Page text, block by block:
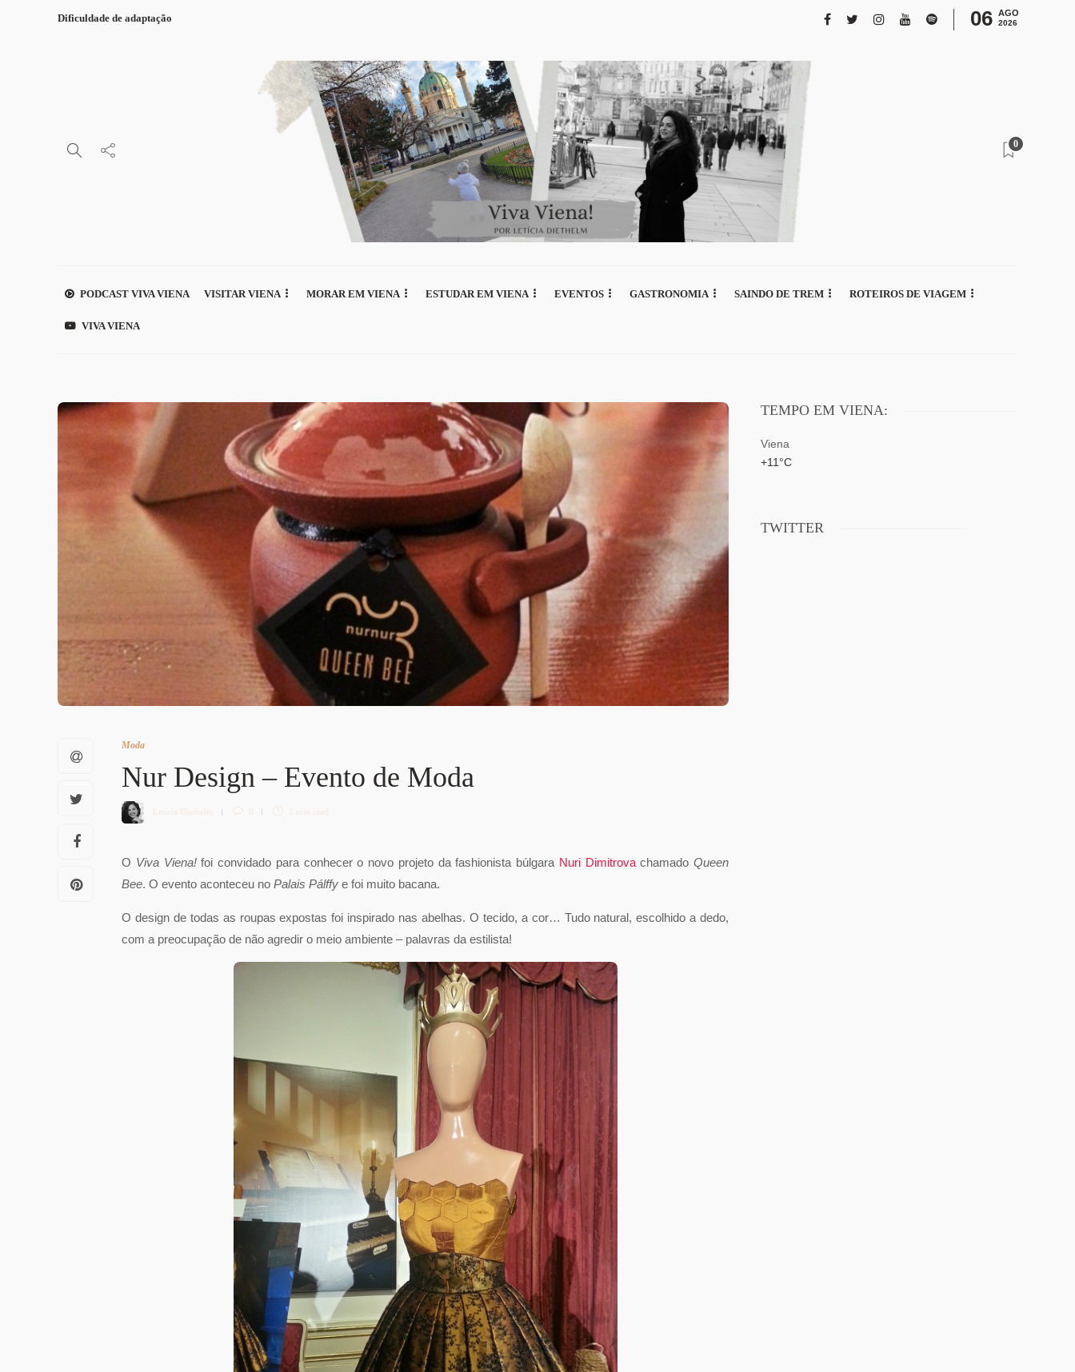
Dificuldade de adaptação 06 AGO
2026
0
PODCAST VIVA VIENA VISITAR VIENA MORAR EM VIENA ESTUDAR EM VIENA EVENTOS GASTRONOMIA SAINDO DE TREM ROTEIROS DE VIAGEM
VIVA VIENA
Moda
Nur Design – Evento de Moda
Letícia Diethelm 8 2 min read
O Viva Viena!foi convidado para conhecer o novo projeto da fashionista búlgara Nuri DimitrovachamadoQueen
Bee. O evento aconteceu no Palais Pálffy e foi muito bacana.
O design de todas as roupas expostas foi inspirado nas abelhas. O tecido, a cor… Tudo natural, escolhido a dedo,
com a preocupação de não agredir o meio ambiente – palavras da estilista!
TEMPO EM VIENA:
Viena
+11°C
TWITTER